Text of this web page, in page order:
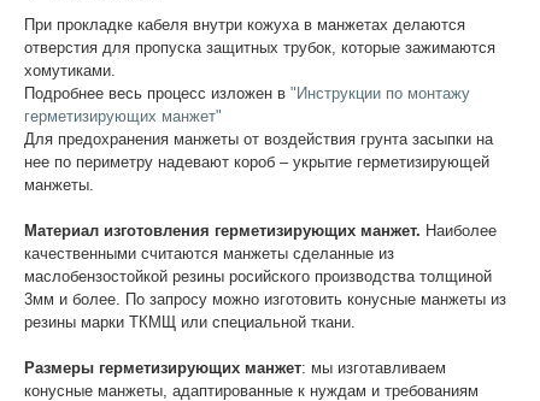
При прокладке кабеля внутри кожуха в манжетах делаются
отверстия для пропуска защитных трубок, которые зажимаются
хомутиками.
Подробнее весь процесс изложен в "Инструкции по монтажу
герметизирующих манжет"
Для предохранения манжеты от воздействия грунта засыпки на
нее по периметру надевают короб – укрытие герметизирующей
манжеты.
Материал изготовления герметизирующих манжет. Наиболее
качественными считаются манжеты сделанные из
маслобензостойкой резины росийского производства толщиной
3мм и более. По запросу можно изготовить конусные манжеты из
резины марки ТКМЩ или специальной ткани.
Размеры герметизирующих манжет: мы изготавливаем
конусные манжеты, адаптированные к нуждам и требованиям